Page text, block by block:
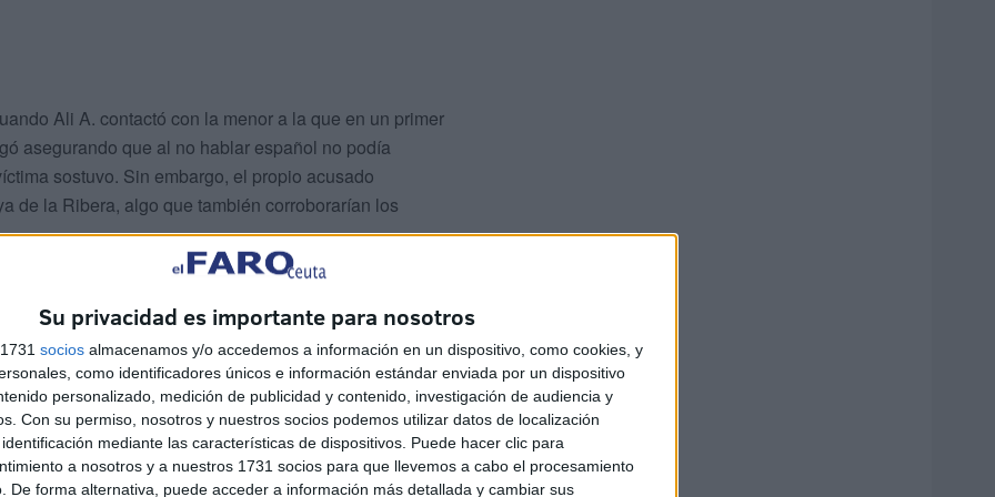
Su privacidad es importante para nosotros
socios almacenamos y/o accedemos a información en un dispositivo, como cookies, y
como identificadores únicos e información estándar enviada por un dispositivo
personalizado, medición de publicidad y contenido, investigación de audiencia y
Con su permiso, nosotros y nuestros socios podemos utilizar datos de localización
mediante las características de dispositivos. Puede hacer clic para
a nosotros y a nuestros 1731 socios para que llevemos a cabo el procesamiento
De forma alternativa, puede acceder a información más detallada y cambiar sus
Ali A. contactó con la menor a la que en un primer
asegurando que al no hablar español no podía
sostuvo. Sin embargo, el propio acusado
de la Ribera, algo que también corroborarían los
similares a los que utilizó en la revisión que han